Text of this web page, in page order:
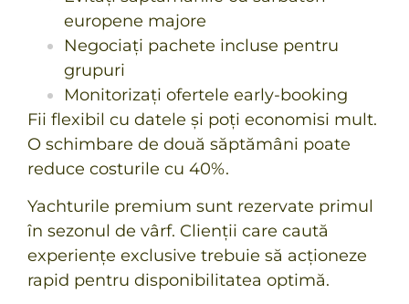
europene majore
Negociați pachete incluse pentru
grupuri
Monitorizați ofertele early-booking
Fii flexibil cu datele și poți economisi mult.
O schimbare de două săptămâni poate
reduce costurile cu 40%.
Yachturile premium sunt rezervate primul
în sezonul de vârf. Clienții care caută
experiențe exclusive trebuie să acționeze
rapid pentru disponibilitatea optimă.